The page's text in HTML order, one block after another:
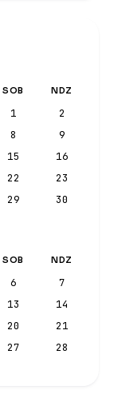
SOB NDZ
1
2
8
9
15
16
22
23
29 30
SOB NDZ
6
7
13
14
20
21
27
28